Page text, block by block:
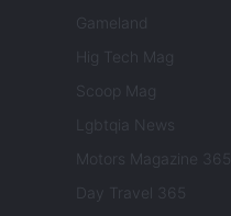
Gameland
Hig Tech Mag
Scoop Mag
Lgbtqia News
Motors Magazine 365
Day Travel 365